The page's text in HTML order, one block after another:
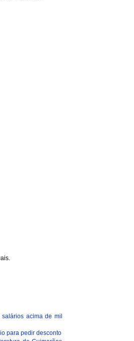
acima de mil
para pedir desconto